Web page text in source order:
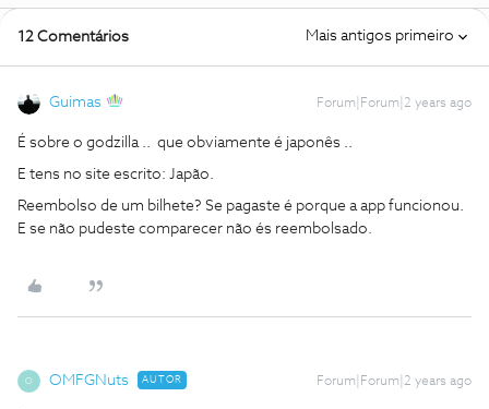
12 Comentários Mais antigos primeiro
Guimas Forum|Forum|2 years ago
É sobre o godzilla .. que obviamente é japonês ..
E tens no site escrito: Japão.
Reembolso de um bilhete? Se pagaste é porque a app funcionou.
E se não pudeste comparecer não és reembolsado.
O OMFGNuts AUTOR Forum|Forum|2 years ago